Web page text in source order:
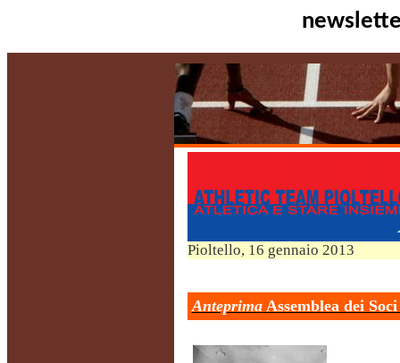
Pioltello, 16 gennaio 2013
AnteprimaAssemblea dei